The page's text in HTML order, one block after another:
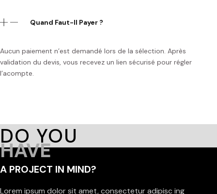
Quand Faut-Il Payer ?
Aucun paiement n’est demandé lors de la sélection. Après
validation du devis, vous recevez un lien sécurisé pour régler
l’acompte.
DO YOU
HAVE
A PROJECT IN MIND?
Lorem ipsum dolor sit amet, consectetur adipisc ing